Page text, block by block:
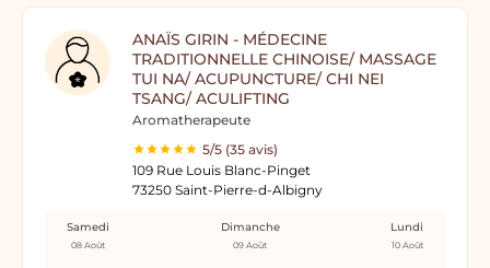
ANAÏS GIRIN - MÉDECINE
TRADITIONNELLE CHINOISE/ MASSAGE
TUI NA/ ACUPUNCTURE/ CHI NEI
TSANG/ ACULIFTING
Aromatherapeute
5/5 (35 avis)
109 Rue Louis Blanc-Pinget
73250 Saint-Pierre-d-Albigny
Samedi
08 Août
Dimanche
09 Août
Lundi
10 Août